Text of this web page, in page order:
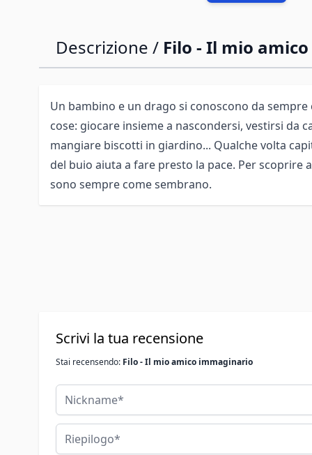
Descrizione / Filo - Il mio
Un bambino e un drago si conoscono da sempre
cose: giocare insieme a nascondersi, vestirsi da
mangiare biscotti in giardino... Qualche volta
del buio aiuta a fare presto la pace. Per scoprire
sono sempre come sembrano.
Scrivi la tua recensione
Stai recensendo: Filo - Il mio amico immaginario
Nickname
Riepilogo